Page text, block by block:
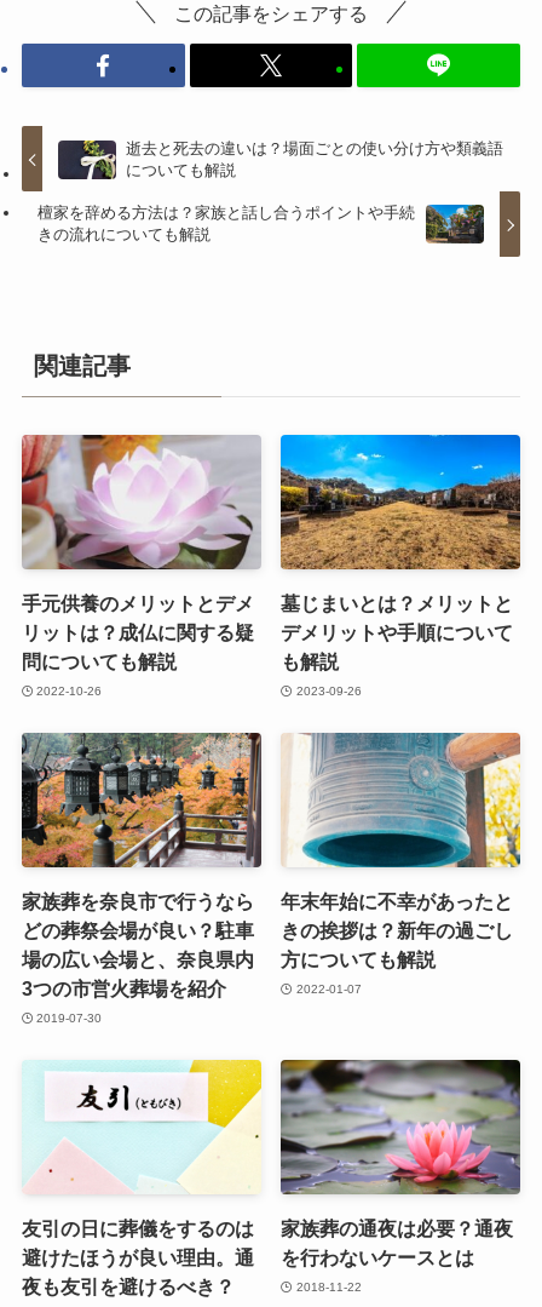
この記事をシェアする
逝去と死去の違いは？場面ごとの使い分け方や類義語
についても解説
檀家を辞める方法は？家族と話し合うポイントや手続
きの流れについても解説
関連記事
手元供養のメリットとデメ
リットは？成仏に関する疑
問についても解説
2022-10-26
墓じまいとは？メリットと
デメリットや手順について
も解説
2023-09-26
家族葬を奈良市で行うなら
どの葬祭会場が良い？駐車
場の広い会場と、奈良県内
3つの市営火葬場を紹介
2019-07-30
年末年始に不幸があったと
きの挨拶は？新年の過ごし
方についても解説
2022-01-07
友引の日に葬儀をするのは
避けたほうが良い理由。通
夜も友引を避けるべき？
家族葬の通夜は必要？通夜
を行わないケースとは
2018-11-22